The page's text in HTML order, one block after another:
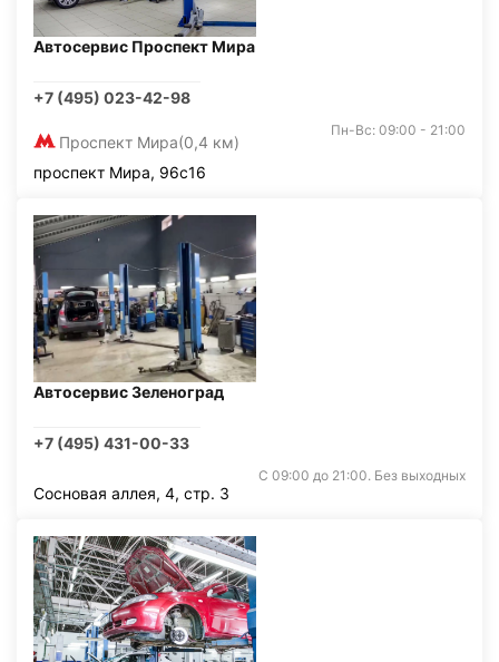
Автосервис Проспект Мира
+7 (495) 023-42-98
Проспект Мира(0,4 км)
Пн-Вс: 09:00 - 21:00
проспект Мира, 96с16
Автосервис Зеленоград
+7 (495) 431-00-33
С 09:00 до 21:00. Без выходных
Сосновая аллея, 4, стр. 3